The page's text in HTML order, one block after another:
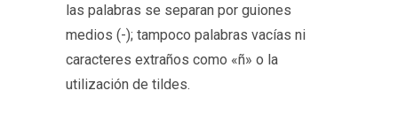
las palabras se separan por guiones
medios (-); tampoco palabras vacías ni
caracteres extraños como «ñ» o la
utilización de tildes.